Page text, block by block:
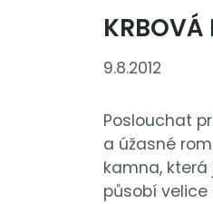
KRBOVÁ
9.8.2012
Poslouchat
a úžasné
kamna,
působí